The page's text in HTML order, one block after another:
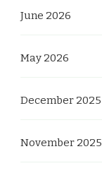
June 2026
May 2026
December 2025
November 2025